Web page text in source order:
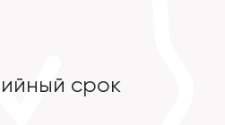
срок